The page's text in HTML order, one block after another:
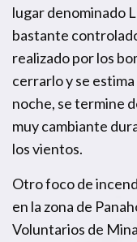
lugar denominado
bastante
realizado por los
cerrarlo y se
noche, se termine
muy cambiante
los vientos.
Otro foco de
en la zona de
Voluntarios de